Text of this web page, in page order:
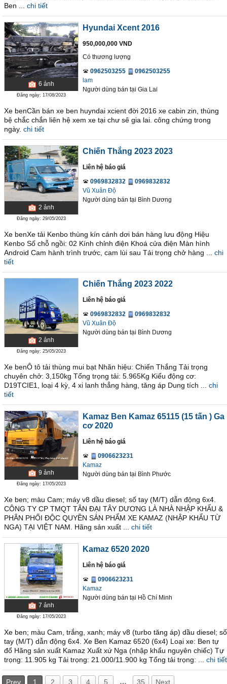
Ben ...
chi tiết
6 ảnh
Đăng ngày: 17/08/2023
Hyundai Xcent 2016
950,000,000 VND
Có thương lượng
0962503255
0962503255
lam
Người dùng bán tại Gia Lai
Xe benCần bán xe ben huyndai xcient đời 2016 xe cabin zin, thùng
bệ chắc chắn liên hệ xem xe tại chư sê gia lai. công chứng trong
ngày. chi tiết
2 ảnh
Đăng ngày: 29/05/2023
Chiến Thắng 2023 2023
Liên hệ báo giá
0969832832
0969832832
Vũ Xuân Độ
Người dùng bán tại Bình Dương
Xe benXe tải Kenbo thùng kín cánh dơi bán hàng lưu động Hiệu
Kenbo Số chỗ ngồi: 02 Kính chỉnh điện Khoá cửa điện Màn hình
Android Cam hành trình trước, cam lùi sau Tải trọng chở hàng ...
chi
tiết
2 ảnh
Đăng ngày: 25/05/2023
Chiến Thắng 2023 2022
Liên hệ báo giá
0969832832
0969832832
Vũ Xuân Độ
Người dùng bán tại Bình Dương
Xe benÔ tô tải thùng mui bạt Nhãn hiệu: Chiến Thắng Tải trọng
chuyên chở: 3,150kg Tổng trọng tải: 5.965Kg Kiểu động cơ:
D19TCIE1, loại 4 kỳ, 4 xi lanh thẳng hàng, tăng áp Dung tích ...
chi
tiết
9 ảnh
Đăng ngày: 17/05/2023
Kamaz Ben Kamaz 65115 (15 tấn ) Ga
cơ 2020
Liên hệ báo giá
0906623231
Kamaz
Người dùng bán tại Bình Phước
Xe ben; màu Cam; máy v8 dầu diesel; số tay (M/T) dẫn động 6x4.
CÔNG TY CP TMQT TÂN ĐẠI TÂY DƯƠNG LÀ NHÀ NHẬP KHẨU &
PHÂN PHỐI ĐỘC QUYỀN SẢN PHẨM XE KAMAZ (NHẬP KHẨU TỪ
NGA) TẠI VIỆT NAM. Hãng sản xuất ...
chi tiết
7 ảnh
Đăng ngày: 17/05/2023
Kamaz 6520 2020
Liên hệ báo giá
0906623231
Kamaz
Người dùng bán tại Hồ Chí Minh
Xe ben; màu Cam, trắng, xanh; máy v8 (turbo tăng áp) dầu diesel; số
tay (M/T) dẫn động 6x4. Xe Ben Kamaz 6520 (6x4) Loại xe: Ben tự
đổ Hãng sản xuất Kamaz Xuất xứ Nga (nhập khẩu nguyên chiếc) Tự
trọng: 11.905 kg Tải trọng: 21.000/11.900 kg Tổng tải trọng: ...
chi tiết
Prev 1 2 3 4 5 … 35 Next